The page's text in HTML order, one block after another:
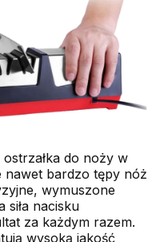
do noży w
nawet bardzo tępy nóż
wymuszone
siła nacisku
za każdym razem.
wysoką jakość